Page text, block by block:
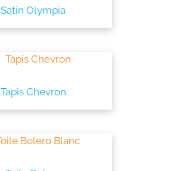
Satin Olympia
Tapis Chevron